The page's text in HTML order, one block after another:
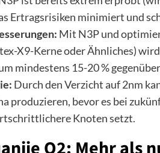
Ertragsrisiken minimiert und
Mit N3P und
X9-Kerne oder Ähnliches)
mindestens 15-20 %
Durch den Verzicht auf 2nm
produzieren, bevor es bei
Knoten setzt.